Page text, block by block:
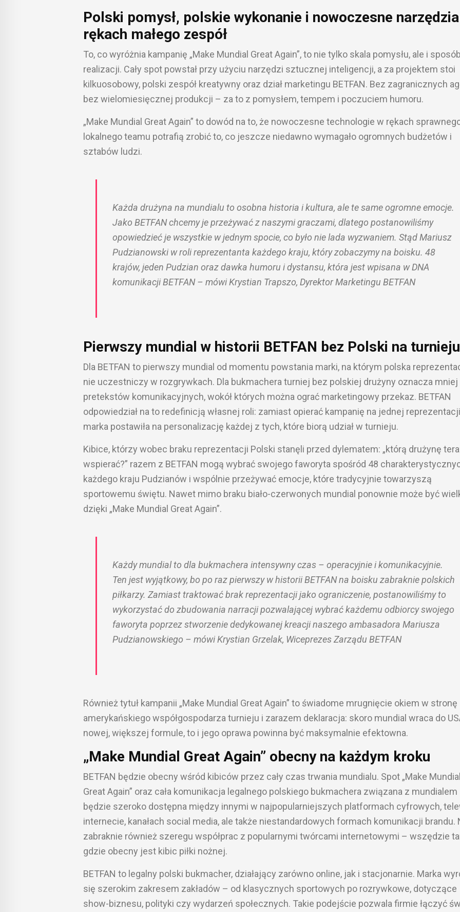
Polski pomysł, polskie wykonanie i nowoczesne
rękach małego zespół
To, co wyróżnia kampanię „Make Mundial Great Again”, to nie tylko skala pomysłu, ale i
realizacji. Cały spot powstał przy użyciu narzędzi sztucznej inteligencji, a za projektem stoi
kilkuosobowy, polski zespół kreatywny oraz dział marketingu BETFAN. Bez zagranicznych
bez wielomiesięcznej produkcji – za to z pomysłem, tempem i poczuciem humoru.
„Make Mundial Great Again” to dowód na to, że nowoczesne technologie w rękach
lokalnego teamu potrafią zrobić to, co jeszcze niedawno wymagało ogromnych budżetów i
sztabów ludzi.
Każda drużyna na mundialu to osobna historia i kultura, ale te same ogromne emocje.
Jako BETFAN chcemy je przeżywać z naszymi graczami, dlatego postanowiliśmy
opowiedzieć je wszystkie w jednym spocie, co było nie lada wyzwaniem. Stąd Mariusz
Pudzianowski w roli reprezentanta każdego kraju, który zobaczymy na boisku. 48
krajów, jeden Pudzian oraz dawka humoru i dystansu, która jest wpisana w DNA
komunikacji BETFAN – mówi Krystian Trapszo, Dyrektor Marketingu BETFAN
Pierwszy mundial w historii BETFAN bez Polski na turnieju
Dla BETFAN to pierwszy mundial od momentu powstania marki, na którym polska
nie uczestniczy w rozgrywkach. Dla bukmachera turniej bez polskiej drużyny oznacza mniej
pretekstów komunikacyjnych, wokół których można ograć marketingowy przekaz. BETFAN
odpowiedział na to redefinicją własnej roli: zamiast opierać kampanię na jednej
marka postawiła na personalizację każdej z tych, które biorą udział w turnieju.
Kibice, którzy wobec braku reprezentacji Polski stanęli przed dylematem: „którą drużynę
wspierać?” razem z BETFAN mogą wybrać swojego faworyta spośród 48
każdego kraju Pudzianów i wspólnie przeżywać emocje, które tradycyjnie towarzyszą
sportowemu świętu. Nawet mimo braku biało-czerwonych mundial ponownie może być
dzięki „Make Mundial Great Again”.
Każdy mundial to dla bukmachera intensywny czas – operacyjnie i komunikacyjnie.
Ten jest wyjątkowy, bo po raz pierwszy w historii BETFAN na boisku zabraknie polskich
piłkarzy. Zamiast traktować brak reprezentacji jako ograniczenie, postanowiliśmy to
wykorzystać do zbudowania narracji pozwalającej wybrać każdemu odbiorcy swojego
faworyta poprzez stworzenie dedykowanej kreacji naszego ambasadora Mariusza
Pudzianowskiego – mówi Krystian Grzelak, Wiceprezes Zarządu BETFAN
Również tytuł kampanii „Make Mundial Great Again” to świadome mrugnięcie okiem w stronę
amerykańskiego współgospodarza turnieju i zarazem deklaracja: skoro mundial wraca do
nowej, większej formule, to i jego oprawa powinna być maksymalnie efektowna.
„Make Mundial Great Again” obecny na każdym kroku
BETFAN będzie obecny wśród kibiców przez cały czas trwania mundialu. Spot „Make Mundial
Great Again” oraz cała komunikacja legalnego polskiego bukmachera związana z mundialem
będzie szeroko dostępna między innymi w najpopularniejszych platformach cyfrowych,
internecie, kanałach social media, ale także niestandardowych formach komunikacji brandu.
zabraknie również szeregu współprac z popularnymi twórcami internetowymi – wszędzie
gdzie obecny jest kibic piłki nożnej.
BETFAN to legalny polski bukmacher, działający zarówno online, jak i stacjonarnie. Marka
się szerokim zakresem zakładów – od klasycznych sportowych po rozrywkowe, dotyczące
show-biznesu, polityki czy wydarzeń społecznych. Takie podejście pozwala firmie łączyć